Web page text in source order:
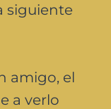
siguiente
amigo, el
a verlo